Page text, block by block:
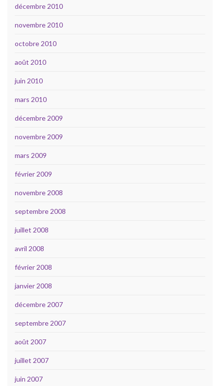
décembre 2010
novembre 2010
octobre 2010
août 2010
juin 2010
mars 2010
décembre 2009
novembre 2009
mars 2009
février 2009
novembre 2008
septembre 2008
juillet 2008
avril 2008
février 2008
janvier 2008
décembre 2007
septembre 2007
août 2007
juillet 2007
juin 2007